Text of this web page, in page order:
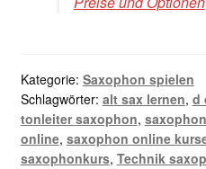
Kategorie: Saxophon spielen
Schlagwörter: alt sax lernen, d
tonleiter saxophon,
online, saxophon online
saxophonkurs, Technik